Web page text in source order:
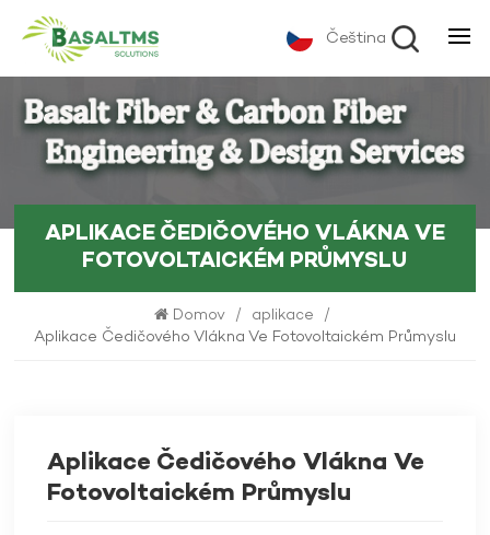
Čeština
APLIKACE ČEDIČOVÉHO VLÁKNA VE
FOTOVOLTAICKÉM PRŮMYSLU
Domov / aplikace /
Aplikace Čedičového Vlákna Ve Fotovoltaickém Průmyslu
Aplikace Čedičového Vlákna Ve
Fotovoltaickém Průmyslu